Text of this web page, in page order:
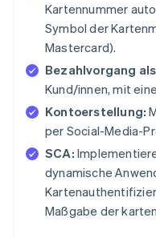
Kartennummer
Symbol der
Mastercard).
Bezahlvorgang
Kund/innen, mit
Kontoerstellung:
per Social-Media-
SCA:
dynamische
Maßgabe der